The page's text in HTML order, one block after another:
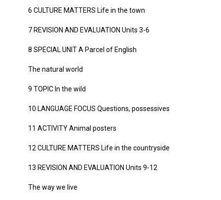
6 CULTURE MATTERS Life in the town
7 REVISION AND EVALUATION Units 3-6
8 SPECIAL UNIT A Parcel of English
The natural world
9 TOPIC In the wild
10 LANGUAGE FOCUS Questions, possessives
11 ACTIVITY Animal posters
12 CULTURE MATTERS Life in the countryside
13 REVISION AND EVALUATION Units 9-12
The way we live